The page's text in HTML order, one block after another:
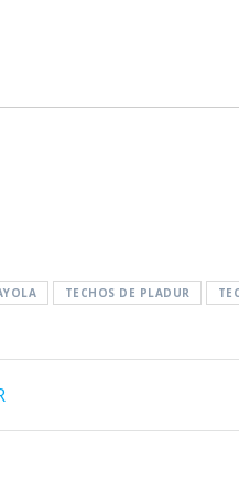
TECHOS DE PLADUR